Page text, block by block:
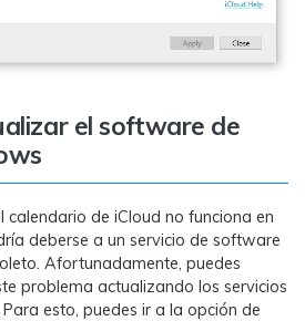
el software de
de iCloud no funciona en
deberse a un servicio de software
Afortunadamente, puedes
problema actualizando los servicios
esto, puedes ir a la opción de